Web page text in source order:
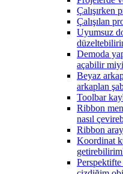
Çalışırken
Çalışılan
Uyumsuz
Demoda
açabilir
Beyaz
arkaplan
Toolbar
Ribbon
nasıl
Ribbon
Koordinat